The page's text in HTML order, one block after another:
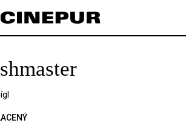
V košíku zatím nemáte žádné položky.